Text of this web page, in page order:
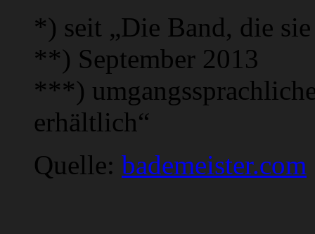
*) seit „Die Band, die
**) September 2013
***)
erhältlich“
Quelle: bademeister.com